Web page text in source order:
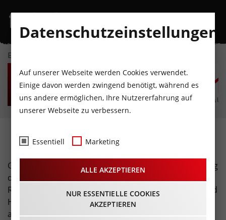
EVENTKALENDER
DO
6
AUGUST
FR
7
AUGUST
SA
8
AUGUST
SO
9
AUGUST
MO
10
AUGUST
gastkultur.tirol
GastKulturTirol ist die neue Initiative zur Unterstützung
der Tiroler Gastronomie und Hotellerie. In dieser
Rubrik präsentieren wir euch Tiroler Gastronomie- und
Hotellerie-Betriebe. Mitwww.gastkultur.tirol
außerdem ein Videoportal, auf dem sich Tiroler Hotels
Datenschutzeinstellungen
Auf unserer Webseite werden Cookies verwendet.
Einige davon werden zwingend benötigt, während es
uns andere ermöglichen, Ihre Nutzererfahrung auf
unserer Webseite zu verbessern.
Essentiell Marketing
ALLE AKZEPTIEREN
NUR ESSENTIELLE COOKIES
AKZEPTIEREN